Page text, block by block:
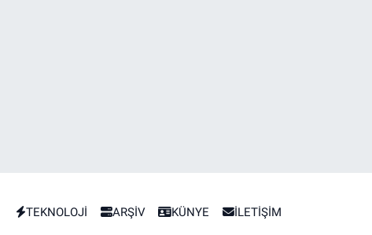
TEKNOLOJİ ARŞİV KÜNYE İLETİŞİM